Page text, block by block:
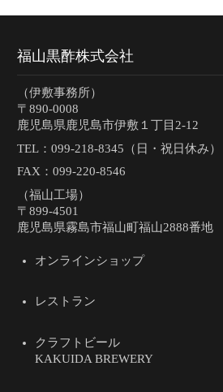
福山黒酢株式会社
（伊敷事務所）
〒890-0008
鹿児島県鹿児島市伊敷１丁目2-12
TEL：099-218-8345（日・祝日休み）
FAX：099-220-8546
（福山工場）
〒899-4501
鹿児島県霧島市福山町福山2888番地
オンラインショップ
レストラン
クラフトビール
KAKUIDA BREWERY